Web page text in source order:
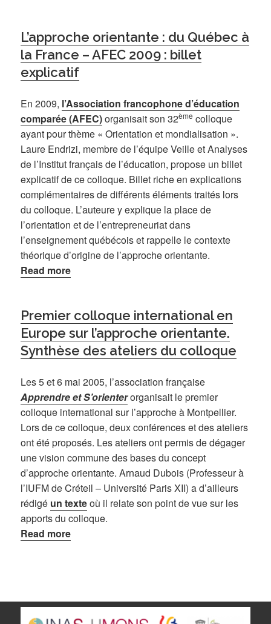
L’approche orientante : du Québec à
la France – AFEC 2009 : billet
explicatif
En 2009, l’Association francophone d’éducation
comparée (AFEC)organisait son 32ème colloque
ayant pour thème « Orientation et mondialisation ».
Laure Endrizi, membre de l’équipe Veille et Analyses
de l’Institut français de l’éducation, propose un billet
explicatif de ce colloque. Billet riche en explications
complémentaires de différents éléments traités lors
du colloque. L’auteure y explique la place de
l’orientation et de l’entrepreneuriat dans
l’enseignement québécois et rappelle le contexte
théorique d’origine de l’approche orientante.
Read more
Premier colloque international en
Europe sur l’approche orientante.
Synthèse des ateliers du colloque
Les 5 et 6 mai 2005, l’association française
Apprendre et S’orienterorganisait le premier
colloque international sur l’approche à Montpellier.
Lors de ce colloque, deux conférences et des ateliers
ont été proposés. Les ateliers ont permis de dégager
une vision commune des bases du concept
d’approche orientante. Arnaud Dubois (Professeur à
l’IUFM de Créteil – Université Paris XII) a d’ailleurs
rédigé un texteoù il relate son point de vue sur les
apports du colloque.
Read more